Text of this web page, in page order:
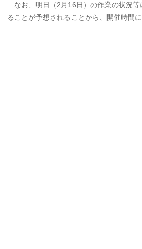
なお、明日（2月16日）の作業の状況
ることが予想されることから、開催時間